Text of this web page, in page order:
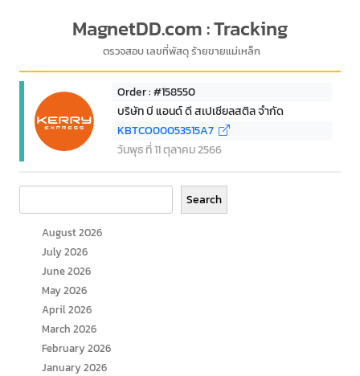
MagnetDD.com : Tracking
ตรวจสอบ เลขที่พัสดุ ร้ายขายแม่เหล็ก
Order : #158550
บริษัท บี แอนด์ ดี สเปเชียลสติล จำกัด
KBTCO00053515A7
วันพุธ ที่ 11 ตุลาคม 2566
Search
August 2026
July 2026
June 2026
May 2026
April 2026
March 2026
February 2026
January 2026